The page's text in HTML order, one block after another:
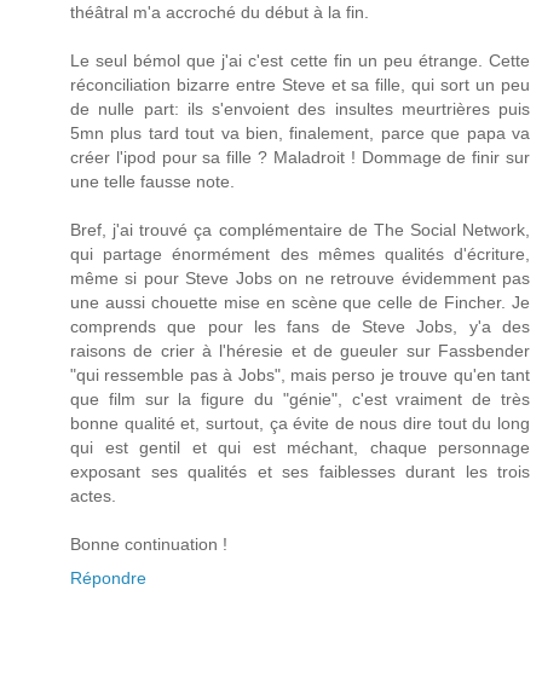
théâtral m'a accroché du début à la fin.
Le seul bémol que j'ai c'est cette fin un peu étrange. Cette
réconciliation bizarre entre Steve et sa fille, qui sort un peu
de nulle part: ils s'envoient des insultes meurtrières puis
5mn plus tard tout va bien, finalement, parce que papa va
créer l'ipod pour sa fille ? Maladroit ! Dommage de finir sur
une telle fausse note.
Bref, j'ai trouvé ça complémentaire de The Social Network,
qui partage énormément des mêmes qualités d'écriture,
même si pour Steve Jobs on ne retrouve évidemment pas
une aussi chouette mise en scène que celle de Fincher. Je
comprends que pour les fans de Steve Jobs, y'a des
raisons de crier à l'héresie et de gueuler sur Fassbender
"qui ressemble pas à Jobs", mais perso je trouve qu'en tant
que film sur la figure du "génie", c'est vraiment de très
bonne qualité et, surtout, ça évite de nous dire tout du long
qui est gentil et qui est méchant, chaque personnage
exposant ses qualités et ses faiblesses durant les trois
actes.
Bonne continuation !
Répondre